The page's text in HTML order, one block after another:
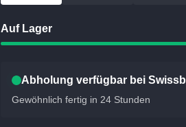
Auf Lager
Abholung verfügbar bei
Gewöhnlich fertig in 24 Stunden